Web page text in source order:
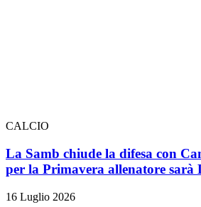
CALCIO
La Samb chiude la difesa con
per la Primavera allenatore sarà
16 Luglio 2026